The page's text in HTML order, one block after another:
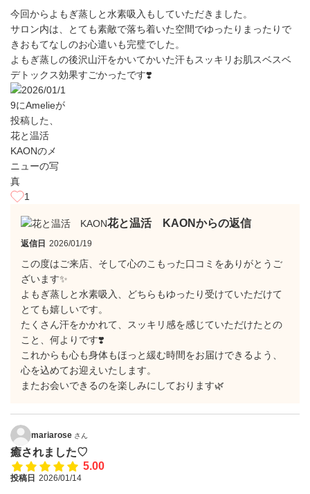
今回からよもぎ蒸しと水素吸入もしていただきました。
サロン内は、とても素敵で落ち着いた空間でゆったりまったりで
きおもてなしのお心遣いも完璧でした。
よもぎ蒸しの後沢山汗をかいてかいた汗もスッキリお肌スベスベ
デトックス効果すごかったです❣️
1
花と温活 KAONからの返信
返信日 2026/01/19
この度はご来店、そして心のこもった口コミをありがとうご
ざいます✨
よもぎ蒸しと水素吸入、どちらもゆったり受けていただけて
とても嬉しいです。
たくさん汗をかかれて、スッキリ感を感じていただけたとの
こと、何よりです❣️
これからも心も身体もほっと緩む時間をお届けできるよう、
心を込めてお迎えいたします。
またお会いできるのを楽しみにしております🌿
mariarose さん
癒されました♡
5.00
投稿日 2026/01/14